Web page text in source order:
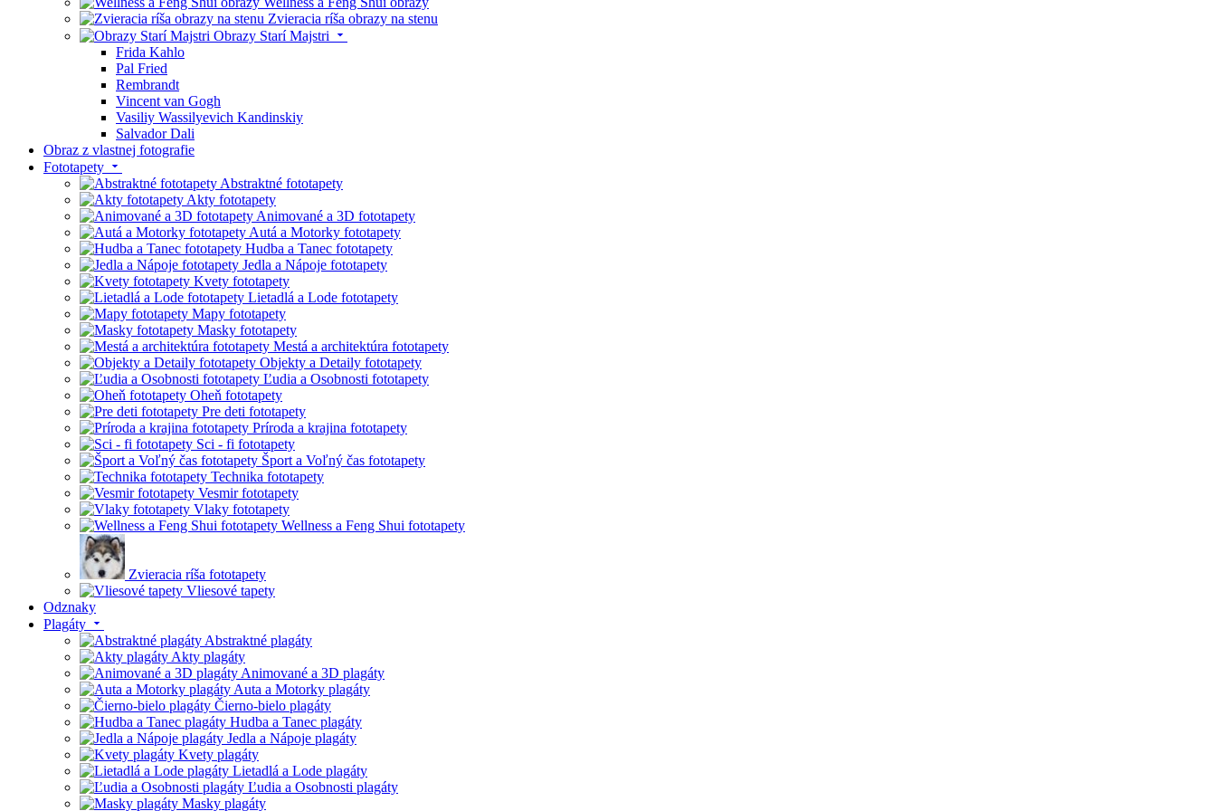
Zvieracia ríša obrazy na stenu
Obrazy Starí Majstri
Frida Kahlo
Pal Fried
Rembrandt
Vincent van Gogh
Vasiliy Wassilyevich Kandinskiy
Salvador Dali
Obraz z vlastnej fotografie
Fototapety
Abstraktné fototapety
Akty fototapety
Animované a 3D fototapety
Autá a Motorky fototapety
Hudba a Tanec fototapety
Jedla a Nápoje fototapety
Kvety fototapety
Lietadlá a Lode fototapety
Mapy fototapety
Masky fototapety
Mestá a architektúra fototapety
Objekty a Detaily fototapety
Ľudia a Osobnosti fototapety
Oheň fototapety
Pre deti fototapety
Príroda a krajina fototapety
Sci - fi fototapety
Šport a Voľný čas fototapety
Technika fototapety
Vesmir fototapety
Vlaky fototapety
Wellness a Feng Shui fototapety
Zvieracia ríša fototapety
Vliesové tapety
Odznaky
Plagáty
Abstraktné plagáty
Akty plagáty
Animované a 3D plagáty
Auta a Motorky plagáty
Čierno-bielo plagáty
Hudba a Tanec plagáty
Jedla a Nápoje plagáty
Kvety plagáty
Lietadlá a Lode plagáty
Ľudia a Osobnosti plagáty
Masky plagáty